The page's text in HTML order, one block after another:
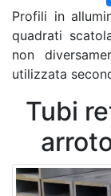
Profili in
quadrati
non
utilizzata
Tubi